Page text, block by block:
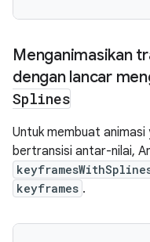
Menganimasikan
dengan lancar
Splines
Untuk membuat
bertransisi antar-nilai,
keyframes .